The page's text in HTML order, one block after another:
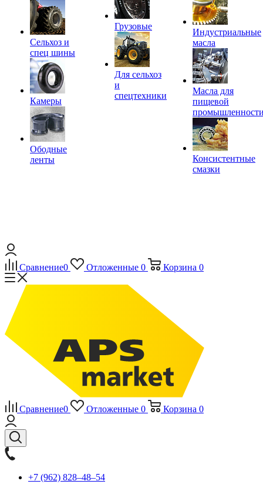
Сельхоз и
спец шины
Камеры
Ободные
ленты
Грузовые
Для сельхоз
и
спецтехники
Индустриальные
масла
Масла для
пищевой
Консистентные
смазки
Сравнение0 Отложенные 0 Корзина 0
Сравнение0 Отложенные 0 Корзина 0
+7 (962) 828‒48‒54